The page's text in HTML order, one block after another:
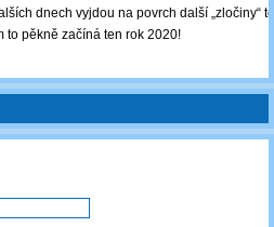
dnech vyjdou na povrch další „zločiny“
to pěkně začíná ten rok 2020!